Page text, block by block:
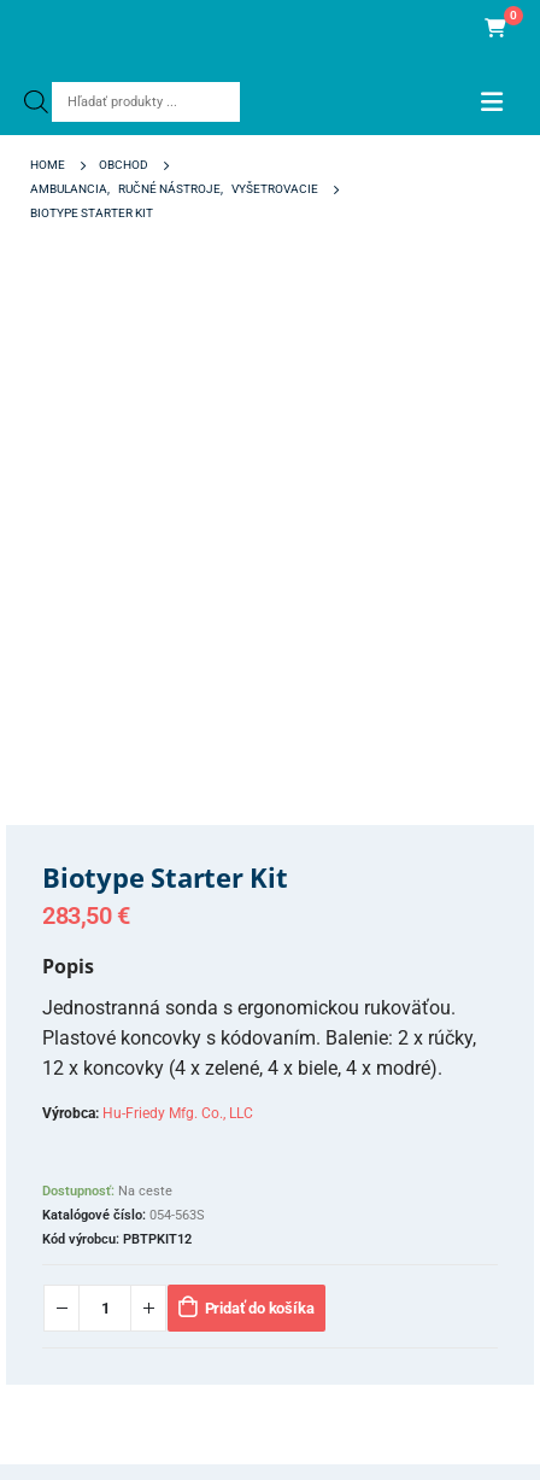
Products
0
HOME
OBCHOD
AMBULANCIA
RUČNÉ NÁSTROJE
VYŠETROVACIE
BIOTYPE STARTER KIT
Biotype Starter Kit
283,50 €
Popis
Jednostranná sonda s ergonomickou rukoväťou.
Plastové koncovky s kódovaním. Balenie: 2 x rúčky,
12 x koncovky (4 x zelené, 4 x biele, 4 x modré).
Výrobca: Hu-Friedy Mfg. Co., LLC
Dostupnosť: Na ceste
Katalógové číslo: 054-563S
Kód výrobcu: PBTPKIT12
Pridať do košíka